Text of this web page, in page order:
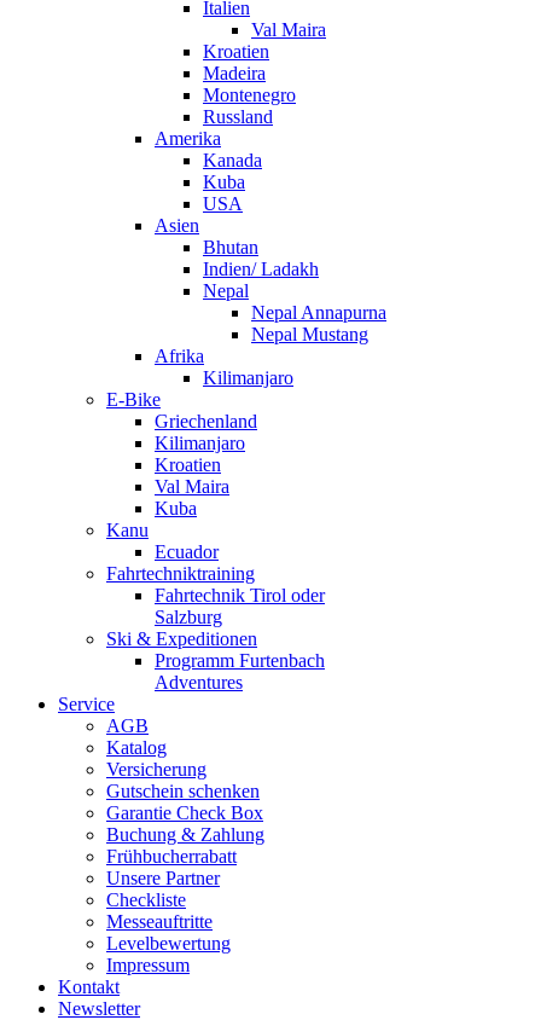
Italien
Val Maira
Kroatien
Madeira
Montenegro
Russland
Amerika
Kanada
Kuba
USA
Asien
Bhutan
Indien/ Ladakh
Nepal
Nepal Annapurna
Nepal Mustang
Afrika
Kilimanjaro
E-Bike
Griechenland
Kilimanjaro
Kroatien
Val Maira
Kuba
Kanu
Ecuador
Fahrtechniktraining
Fahrtechnik Tirol oder
Salzburg
Ski & Expeditionen
Programm Furtenbach
Adventures
Service
AGB
Katalog
Versicherung
Gutschein schenken
Garantie Check Box
Buchung & Zahlung
Frühbucherrabatt
Unsere Partner
Checkliste
Messeauftritte
Levelbewertung
Impressum
Kontakt
Newsletter